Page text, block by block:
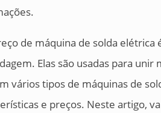
de máquina de solda
Elas são usadas para
vários tipos de máquinas de
e preços. Neste artigo,